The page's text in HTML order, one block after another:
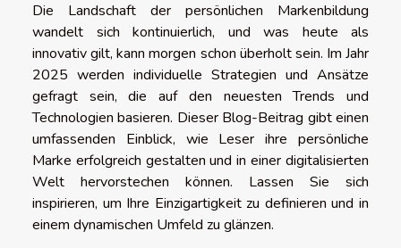
Die Landschaft der persönlichen Markenbildung
wandelt sich kontinuierlich, und was heute als
innovativ gilt, kann morgen schon überholt sein. Im Jahr
2025 werden individuelle Strategien und Ansätze
gefragt sein, die auf den neuesten Trends und
Technologien basieren. Dieser Blog-Beitrag gibt einen
umfassenden Einblick, wie Leser ihre persönliche
Marke erfolgreich gestalten und in einer digitalisierten
Welt hervorstechen können. Lassen Sie sich
inspirieren, um Ihre Einzigartigkeit zu definieren und in
einem dynamischen Umfeld zu glänzen.